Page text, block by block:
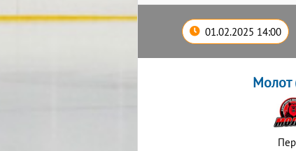
01.02.2025 14:00
Молот